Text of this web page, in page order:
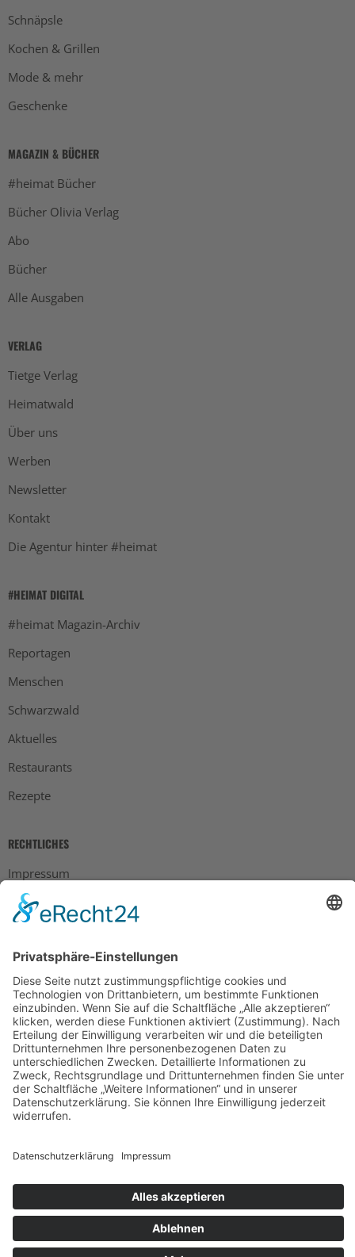
Schnäpsle
Kochen & Grillen
Mode & mehr
Geschenke
MAGAZIN & BÜCHER
#heimat Bücher
Bücher Olivia Verlag
Abo
Bücher
Alle Ausgaben
VERLAG
Tietge Verlag
Heimatwald
Über uns
Werben
Newsletter
Kontakt
Die Agentur hinter #heimat
#HEIMAT DIGITAL
#heimat Magazin-Archiv
Reportagen
Menschen
Schwarzwald
Aktuelles
Restaurants
Rezepte
RECHTLICHES
Impressum
Datenschutz
Widerrufsbelehrung
Bankdaten
© 2026 Tietge GmbH, Wilhelmstraße 31, 77654 Offenburg – Alle Rechte
vorbehalten. *Preisangaben inkl. gesetzl. MwSt. und zzgl.
Versandkosten.